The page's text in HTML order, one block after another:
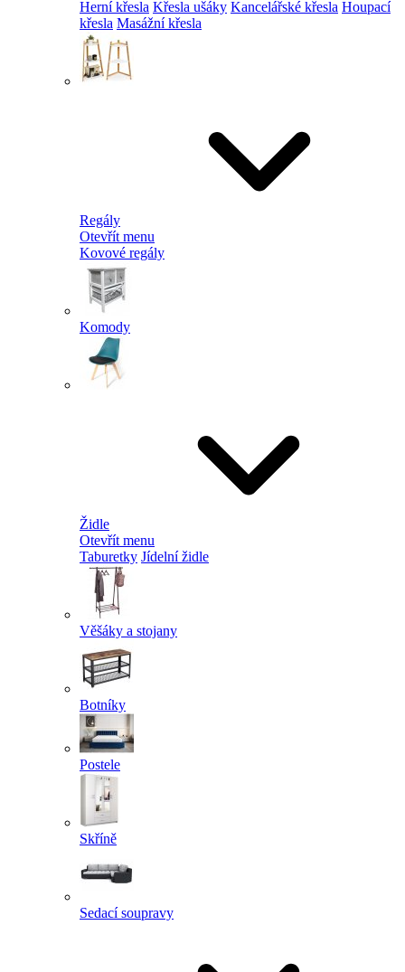
Herní křesla Křesla ušáky Kancelářské křesla Houpací
křesla Masážní křesla
Regály
Otevřít menu
Kovové regály
Komody
Židle
Otevřít menu
Taburetky Jídelní židle
Věšáky a stojany
Botníky
Postele
Skříně
Sedací soupravy